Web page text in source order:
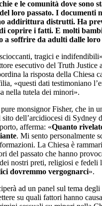
e le comunità dove sono
loro passato. I documenti
addirittura distrutti. Ha
coprire i fatti. E molti
a soffrire da adulti dalle loro
tragici e
esecutivo del Truth Justice
la risposta della Chiesa
«questi dati testimoniano
nella tutela dei minori».
monsignor Fisher, che in
sito dell’arcidiocesi di Sydney
afferma: «Quanto
. Mi sento personalmente
La Chiesa è
del passato che hanno
nostri preti, religiosi e fedeli
dovremmo vergognarci».
ad un panel sul tema
su quali fattori hanno